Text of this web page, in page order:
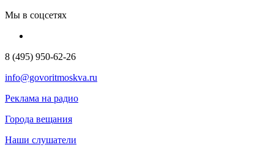
Мы в соцсетях
8 (495) 950-62-26
info@govoritmoskva.ru
Реклама на радио
Города вещания
Наши слушатели